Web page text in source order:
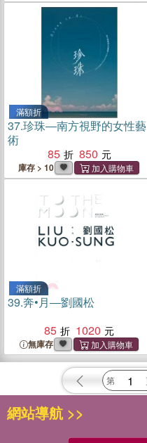
滿額折
37.珍珠―南方視野的女性藝
術
85
850
庫存 > 10
滿額折
39.奔•月―劉國松
85
1020
無庫存
網站導航 >>